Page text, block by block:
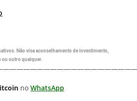
Não visa aconselhamento de investimento,
outro qualquer.
no WhatsApp